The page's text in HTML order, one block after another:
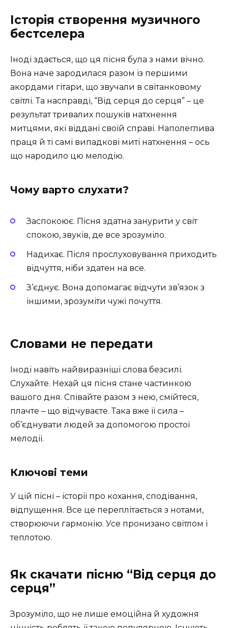
Історія створення музичного
бестселера
Іноді здається, що ця пісня була з нами вічно.
Вона наче зародилася разом із першими
акордами гітари, що звучали в світанковому
світлі. Та насправді, “Від серця до серця” – це
результат тривалих пошуків натхнення
митцями, які віддані своїй справі. Наполеглива
праця й ті самі випадкові миті натхнення – ось
що народило цю мелодію.
Чому варто слухати?
Заспокоює. Пісня здатна занурити у світ
спокою, звуків, де все зрозуміло.
Надихає. Після прослуховування приходить
відчуття, ніби здатен на все.
З’єднує. Вона допомагає відчути зв’язок з
іншими, зрозуміти чужі почуття.
Словами не передати
Іноді навіть найвиразніші слова безсилі.
Слухайте. Нехай ця пісня стане частинкою
вашого дня. Співайте разом з нею, смійтеся,
плачте – що відчуваєте. Така вже її сила –
об’єднувати людей за допомогою простої
мелодії.
Ключові теми
У цій пісні – історії про кохання, сподівання,
відпущення. Все це переплітається з нотами,
створюючи гармонію. Усе пронизано світлом і
теплотою.
Як скачати пісню “Від серця до
серця”
Зрозуміло, що не лише емоційна й художня